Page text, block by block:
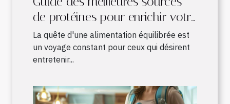
de protéines pour enrichir votre
alimentation quotidienne
La quête d'une alimentation équilibrée est
un voyage constant pour ceux qui désirent
entretenir...